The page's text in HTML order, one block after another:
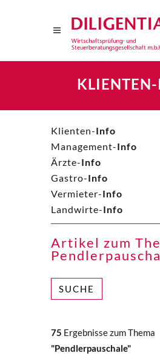
Klienten-Info
Management-Info
Ärzte-Info
Gastro-Info
Vermieter-Info
Landwirte-Info
Artikel zum
SUCHE
75 Ergebnisse zum Thema
"Pendlerpauschale"